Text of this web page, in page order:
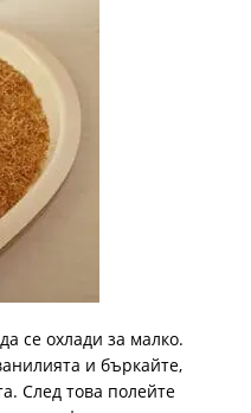
се охлади за малко.
и бъркайте,
След това полейте